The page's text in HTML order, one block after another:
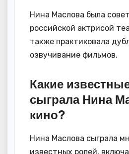
Нина Маслова была
российской актрисой
также практиковала
озвучивание фильмов.
Какие
сыграла Нина
кино?
Нина Маслова сыграла
известных ролей,